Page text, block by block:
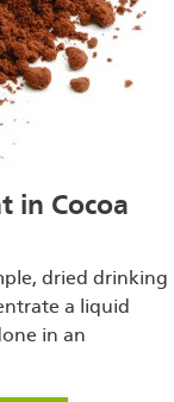
in Cocoa
dried drinking
a liquid
in an